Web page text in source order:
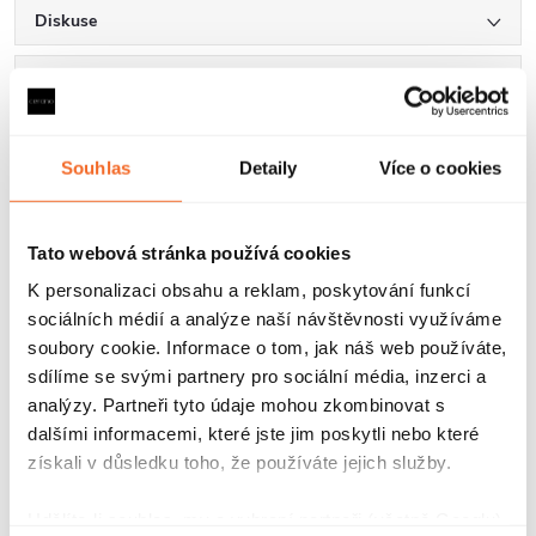
Souhlas Detaily Více o cookies
Tato webová stránka používá cookies
K personalizaci obsahu a reklam, poskytování funkcí
sociálních médií a analýze naší návštěvnosti využíváme
soubory cookie. Informace o tom, jak náš web používáte,
sdílíme se svými partnery pro sociální média, inzerci a
analýzy. Partneři tyto údaje mohou zkombinovat s
dalšími informacemi, které jste jim poskytli nebo které
získali v důsledku toho, že používáte jejich služby.
Diskuse
Další inspirace
4,9 Hodnocení zákazníků
4340 hodnocení
Zobrazit recenze